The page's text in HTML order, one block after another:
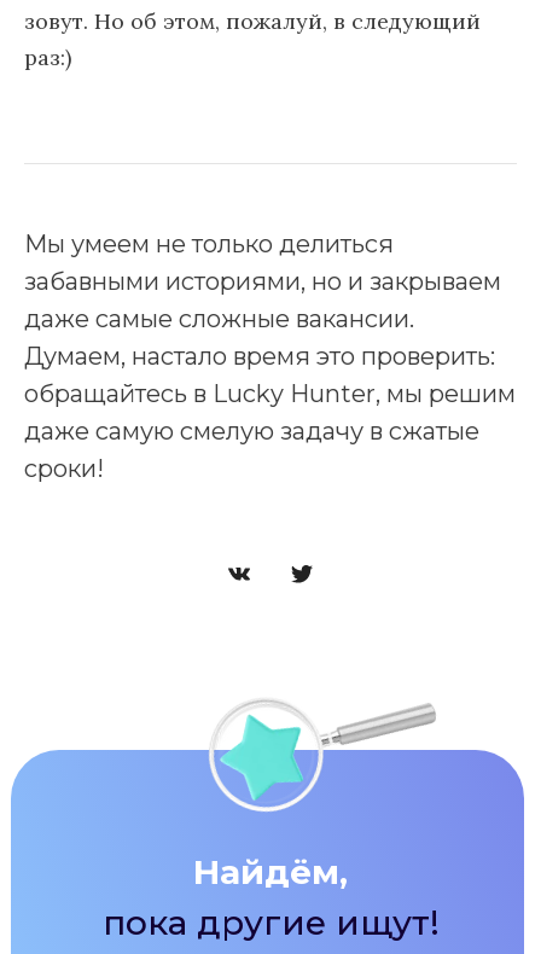
зовут. Но об этом, пожалуй, в следующий
раз:)
Мы умеем не только делиться
забавными историями, но и закрываем
даже самые сложные вакансии.
Думаем, настало время это проверить:
обращайтесь в Lucky Hunter, мы решим
даже самую смелую задачу в сжатые
сроки!
Найдём,
пока другие ищут!